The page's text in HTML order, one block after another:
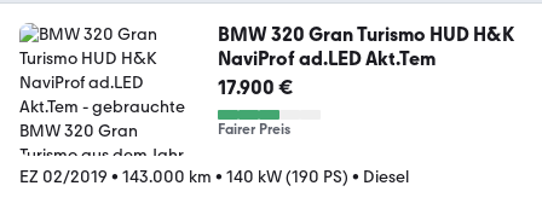
BMW 320 Gran Turismo HUD H&K
NaviProf ad.LED Akt.Tem
17.900 €
Fairer Preis
EZ 02/2019 • 143.000 km • 140 kW (190 PS) • Diesel